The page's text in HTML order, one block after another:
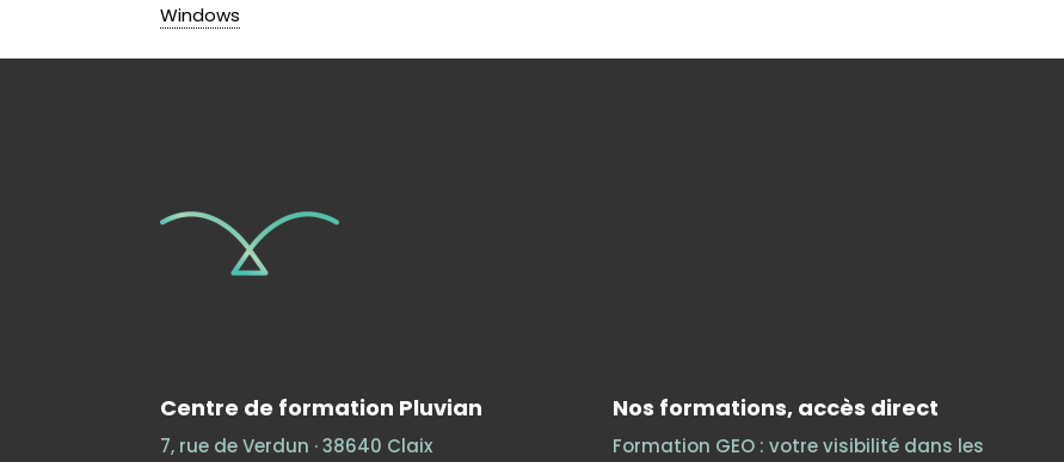
Windows
Centre de formation Pluvian
7, rue de Verdun · 38640 Claix
Nos formations, accès direct
Formation GEO : votre visibilité dans les